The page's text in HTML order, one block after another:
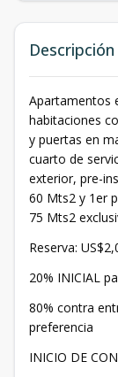
Descripción
Apartamentos
habitaciones
y puertas en
cuarto de
exterior, pre-
60 Mts2 y 1er
75 Mts2
Reserva:
20% INICIAL
80% contra
preferencia
INICIO DE